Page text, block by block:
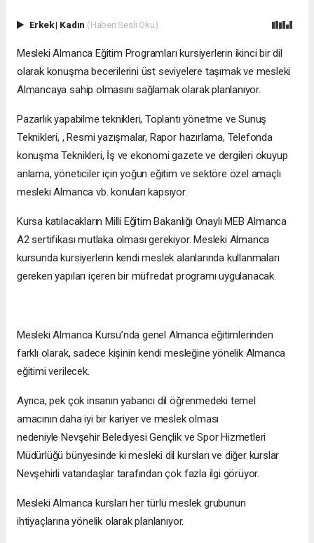
Erkek| Kadın (Haberi Sesli Oku)
Mesleki Almanca Eğitim Programları kursiyerlerin ikinci bir dil
olarak konuşma becerilerini üst seviyelere taşımak ve mesleki
Almancaya sahip olmasını sağlamak olarak planlanıyor.
Pazarlık yapabilme teknikleri, Toplantı yönetme ve Sunuş
Teknikleri, , Resmi yazışmalar, Rapor hazırlama, Telefonda
konuşma Teknikleri, İş ve ekonomi gazete ve dergileri okuyup
anlama, yöneticiler için yoğun eğitim ve sektöre özel amaçlı
mesleki Almanca vb. konuları kapsıyor.
Kursa katılacakların Milli Eğitim Bakanlığı Onaylı MEB Almanca
A2 sertifikası mutlaka olması gerekiyor. Mesleki Almanca
kursunda kursiyerlerin kendi meslek alanlarında kullanmaları
gereken yapıları içeren bir müfredat programı uygulanacak.
Mesleki Almanca Kursu’nda genel Almanca eğitimlerinden
farklı olarak, sadece kişinin kendi mesleğine yönelik Almanca
eğitimi verilecek.
Ayrıca, pek çok insanın yabancı dil öğrenmedeki temel
amacının daha iyi bir kariyer ve meslek olması
nedeniyle Nevşehir Belediyesi Gençlik ve Spor Hizmetleri
Müdürlüğü bünyesinde ki mesleki dil kursları ve diğer kurslar
Nevşehirli vatandaşlar tarafından çok fazla ilgi görüyor.
Mesleki Almanca kursları her türlü meslek grubunun
ihtiyaçlarına yönelik olarak planlanıyor.